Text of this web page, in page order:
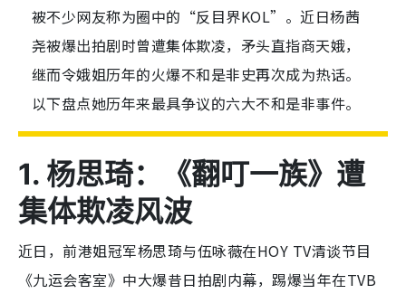
被不少网友称为圈中的“反目界KOL”。近日杨茜
尧被爆出拍剧时曾遭集体欺凌，矛头直指商天娥，
继而令娥姐历年的火爆不和是非史再次成为热话。
以下盘点她历年来最具争议的六大不和是非事件。
1. 杨思琦：《翻叮一族》遭
集体欺凌风波
近日，前港姐冠军杨思琦与伍咏薇在HOY TV清谈节目
《九运会客室》中大爆昔日拍剧内幕，踢爆当年在TVB